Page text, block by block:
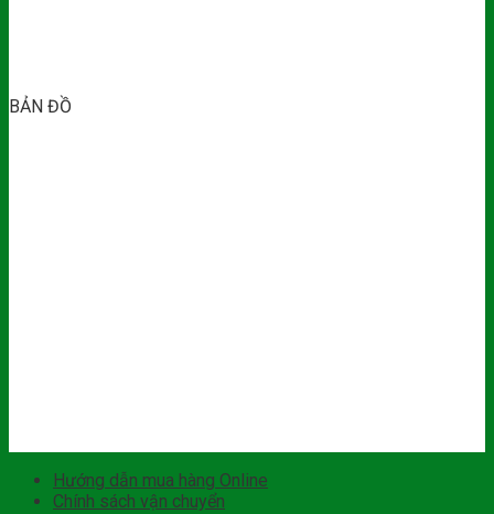
BẢN ĐỒ
Hướng dẫn mua hàng Online
Chính sách vận chuyển